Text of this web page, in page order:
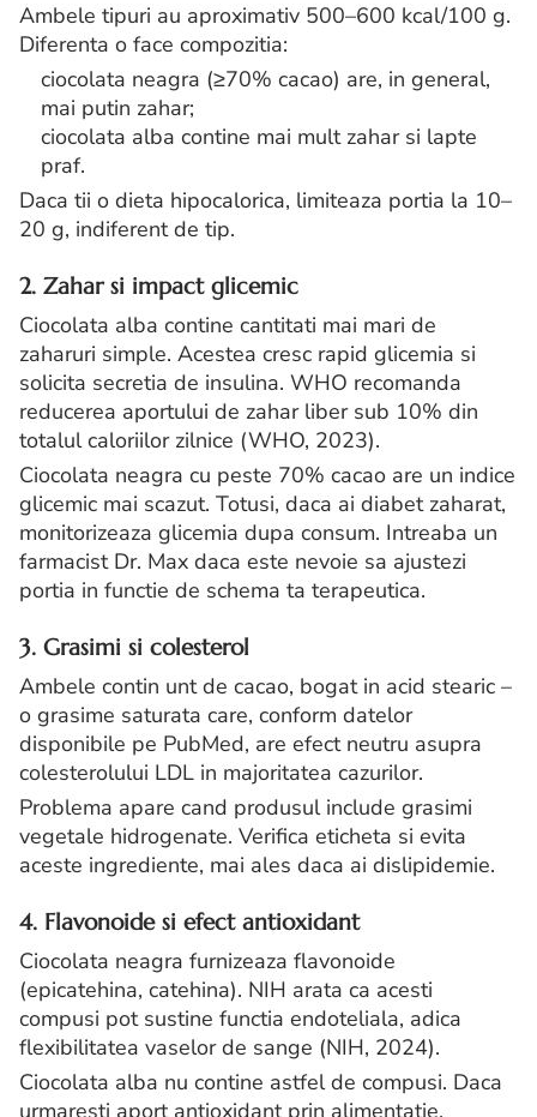
Ambele tipuri au aproximativ 500–600 kcal/100 g.
Diferenta o face compozitia:
ciocolata neagra (≥70% cacao) are, in general,
mai putin zahar;
ciocolata alba contine mai mult zahar si lapte
praf.
Daca tii o dieta hipocalorica, limiteaza portia la 10–
20 g, indiferent de tip.
2. Zahar si impact glicemic
Ciocolata alba contine cantitati mai mari de
zaharuri simple. Acestea cresc rapid glicemia si
solicita secretia de insulina. WHO recomanda
reducerea aportului de zahar liber sub 10% din
totalul caloriilor zilnice (WHO, 2023).
Ciocolata neagra cu peste 70% cacao are un indice
glicemic mai scazut. Totusi, daca ai diabet zaharat,
monitorizeaza glicemia dupa consum. Intreaba un
farmacist Dr. Max daca este nevoie sa ajustezi
portia in functie de schema ta terapeutica.
3. Grasimi si colesterol
Ambele contin unt de cacao, bogat in acid stearic –
o grasime saturata care, conform datelor
disponibile pe PubMed, are efect neutru asupra
colesterolului LDL in majoritatea cazurilor.
Problema apare cand produsul include grasimi
vegetale hidrogenate. Verifica eticheta si evita
aceste ingrediente, mai ales daca ai dislipidemie.
4. Flavonoide si efect antioxidant
Ciocolata neagra furnizeaza flavonoide
(epicatehina, catehina). NIH arata ca acesti
compusi pot sustine functia endoteliala, adica
flexibilitatea vaselor de sange (NIH, 2024).
Ciocolata alba nu contine astfel de compusi. Daca